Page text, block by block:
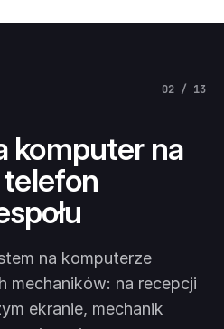
02 / 13
komputer na
telefon
na komputerze
mechaników: na recepcji
ekranie, mechanik